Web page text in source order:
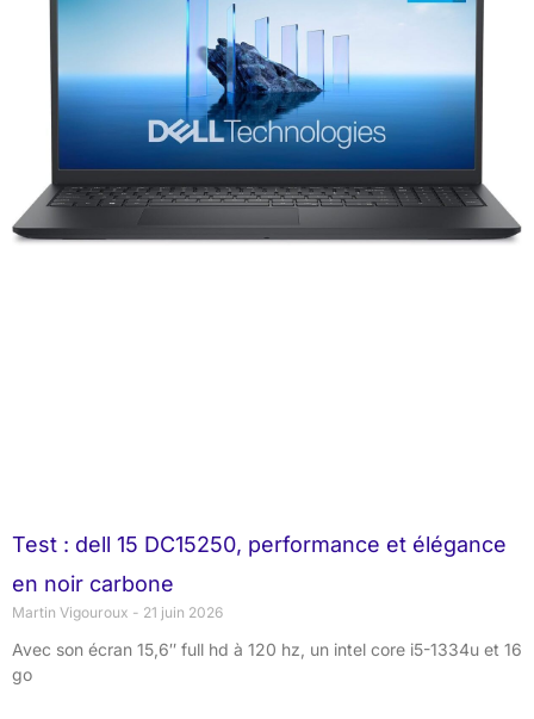
Test : dell 15 DC15250, performance et élégance
en noir carbone
Martin Vigouroux 21 juin 2026
Avec son écran 15,6″ full hd à 120 hz, un intel core i5-1334u et 16
go